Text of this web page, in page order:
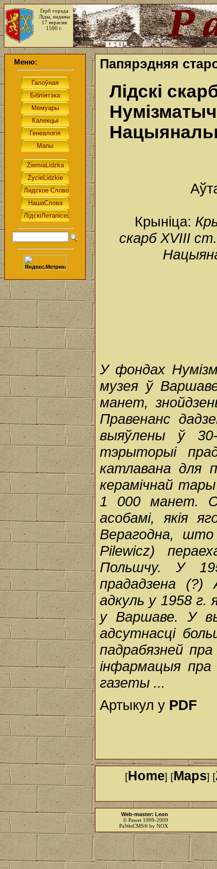
Герб горада
Ліды, наданы
17 верасня
1590 г.
Меню: Папярэдняя
Лідскі
Крыніца:
скарб XVIII
У фондах
музея ў
манет,
Правенанс
выяўлены ў
тэрыторыі
катлавана для
керамічнай
1 000 манет.
асобамі, якія
Верагодна, што
Pilewicz)
Польшчу. У
прададзена (?)
адкуль у 1958 г.
у Варшаве. У
адсутнасці
падрабязней
інфармацыя пра
газеты ...
Артыкул у PDF
[Home] [Maps] [
Web-master: Leon
© Pawet 1999-2009
PaWetCMS® by NOX